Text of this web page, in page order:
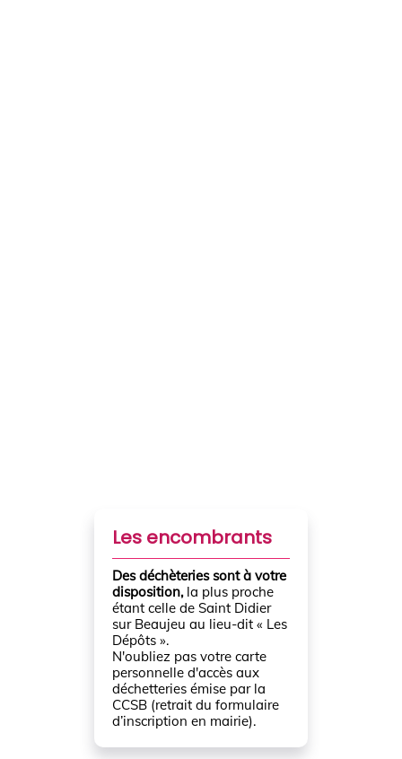
Les encombrants
Des déchèteries sont à votre
disposition,la plus proche
étant celle de Saint Didier
sur Beaujeu au lieu-dit « Les
Dépôts ».
N'oubliez pas votre carte
personnelle d'accès aux
déchetteries émise par la
CCSB (retrait du formulaire
d’inscription en mairie).